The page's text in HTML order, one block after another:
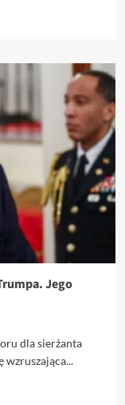
Jego
dla sierżanta
wzruszająca...